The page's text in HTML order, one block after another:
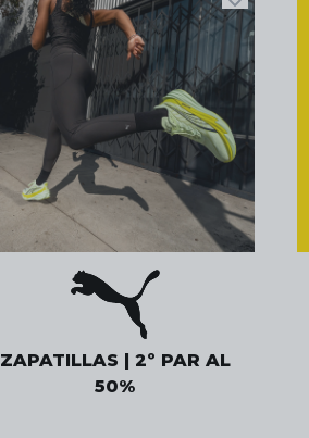
ZAPATILLAS | 2º PAR AL
50%